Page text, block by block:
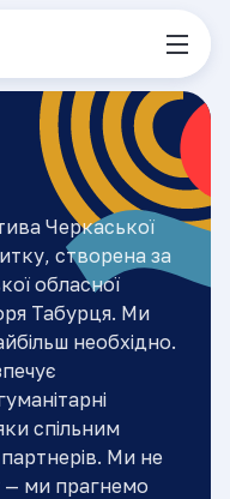
Черкаської
створена за
обласної
Табурця. Ми
необхідно.
спільним
Ми не
— ми прагнемо